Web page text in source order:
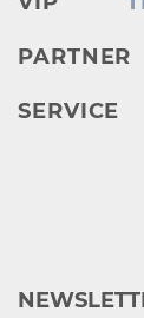
PARTNER
SERVICE